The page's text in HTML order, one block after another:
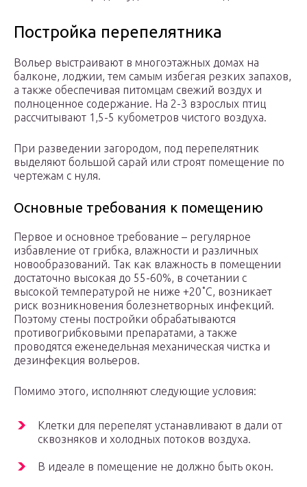
Постройка перепелятника
Вольер выстраивают в многоэтажных домах на
балконе, лоджии, тем самым избегая резких запахов,
а также обеспечивая питомцам свежий воздух и
полноценное содержание. На 2-3 взрослых птиц
рассчитывают 1,5-5 кубометров чистого воздуха.
При разведении загородом, под перепелятник
выделяют большой сарай или строят помещение по
чертежам с нуля.
Основные требования к помещению
Первое и основное требование – регулярное
избавление от грибка, влажности и различных
новообразований. Так как влажность в помещении
достаточно высокая до 55-60%, в сочетании с
высокой температурой не ниже +20˚С, возникает
риск возникновения болезнетворных инфекций.
Поэтому стены постройки обрабатываются
противогрибковыми препаратами, а также
проводятся еженедельная механическая чистка и
дезинфекция вольеров.
Помимо этого, исполняют следующие условия:
Клетки для перепелят устанавливают в дали от
сквозняков и холодных потоков воздуха.
В идеале в помещение не должно быть окон.